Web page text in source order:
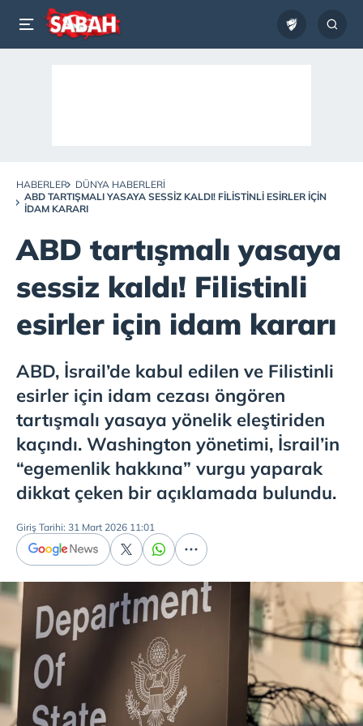
HABERLER
DÜNYA HABERLERI
ABD TARTIŞMALI YASAYA SESSIZ KALDI! FILISTINLI ESIRLER IÇIN
IDAM KARARI
ABD tartışmalı yasaya
sessiz kaldı! Filistinli
esirler için idam kararı
ABD, İsrail’de kabul edilen ve Filistinli
esirler için idam cezası öngören
tartışmalı yasaya yönelik eleştiriden
kaçındı. Washington yönetimi, İsrail’in
“egemenlik hakkına” vurgu yaparak
dikkat çeken bir açıklamada bulundu.
Giriş Tarihi: 31 Mart 2026 11:01